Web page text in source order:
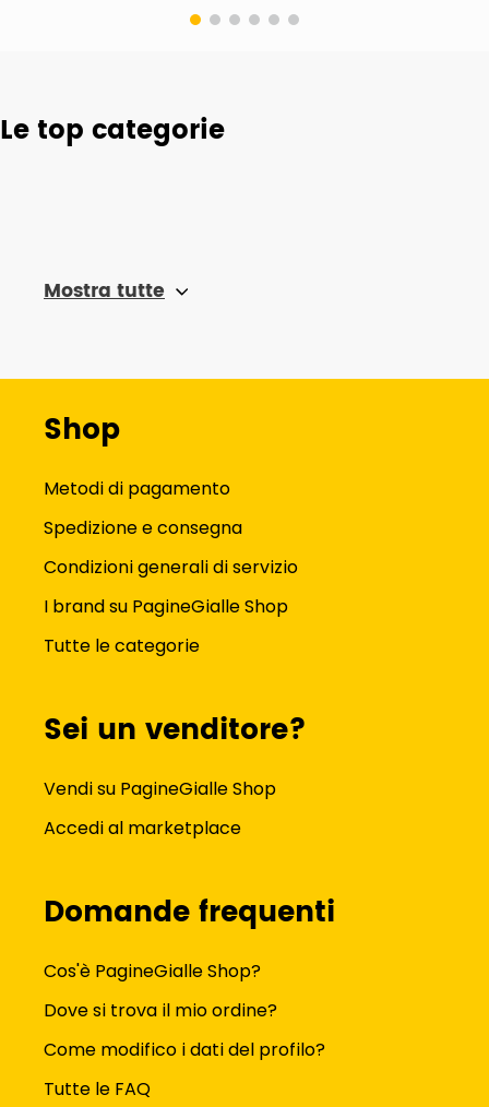
Le top categorie
Mostra tutte
Shop
Metodi di pagamento
Spedizione e consegna
Condizioni generali di servizio
I brand su PagineGialle Shop
Tutte le categorie
Sei un venditore?
Vendi su PagineGialle Shop
Accedi al marketplace
Domande frequenti
Cos'è PagineGialle Shop?
Dove si trova il mio ordine?
Come modifico i dati del profilo?
Tutte le FAQ